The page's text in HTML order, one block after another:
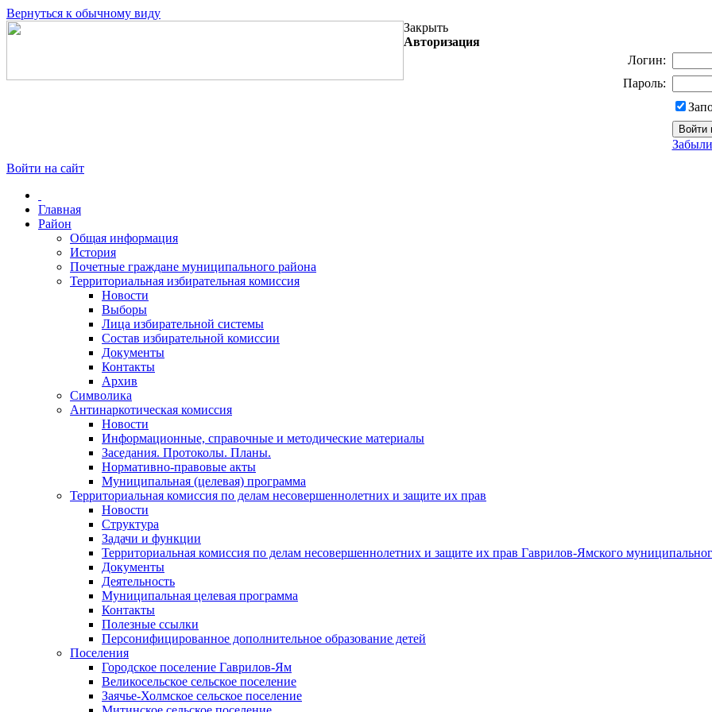
Вернуться к обычному виду
Закрыть
Авторизация
Логин:
Пароль:
Войти на сайт
Главная
Район
Общая информация
История
Почетные граждане муниципального района
Территориальная избирательная комиссия
Новости
Выборы
Лица избирательной системы
Состав избирательной комиссии
Документы
Контакты
Архив
Символика
Антинаркотическая комиссия
Новости
Информационные, справочные и методические материалы
Заседания. Протоколы. Планы.
Нормативно-правовые акты
Муниципальная (целевая) программа
Территориальная комиссия по делам несовершеннолетних и защите их прав
Новости
Структура
Задачи и функции
Территориальная комиссия по делам несовершеннолетних и защите их прав Гаврилов-Ямского
Документы
Деятельность
Муниципальная целевая программа
Контакты
Полезные ссылки
Персонифицированное дополнительное образование детей
Поселения
Городское поселение Гаврилов-Ям
Великосельское сельское поселение
Заячье-Холмское сельское поселение